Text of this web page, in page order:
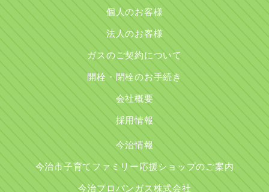
個人のお客様
法人のお客様
ガスのご契約について
開栓・閉栓のお手続き
会社概要
採用情報
今治情報
今治市子育てファミリー応援ショップのご案内
今治プロパンガス株式会社